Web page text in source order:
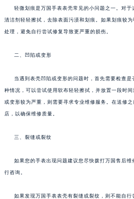
轻微划痕是万国手表表壳常见的小问题之一。对
清洁剂轻轻擦拭，去除表面污渍和划痕。如果划痕较
处理，避免自行尝试修复导致更严重的损伤。
二、凹陷或变形
当遇到表壳凹陷或变形的问题时，首先需要检查
种情况，可以尝试使用软布轻轻擦拭，并放置一段时
或变形较为严重，则需要寻求专业维修服务。在送修
店，以确保维修质量。
三、裂缝或裂纹
如果您的手表出现问题建议您尽快拨打万国售后
行咨询。
如果发现万国手表表壳有裂缝或裂纹，则不能自